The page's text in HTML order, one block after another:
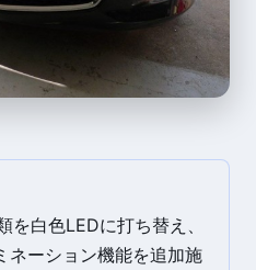
を白色LEDに打ち替え、
ネーション機能を追加施